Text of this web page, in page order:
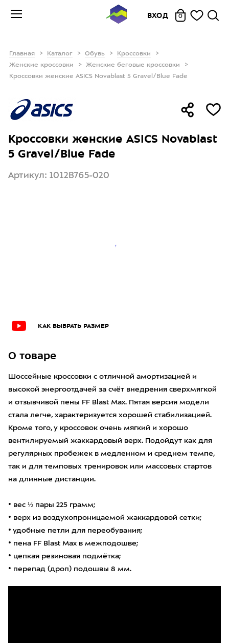
ВХОД 0
Главная Каталог Обувь
Кроссовки
Женские кроссовки
Женские беговые кроссовки
Кроссовки женские ASICS Novablast 5 Gravel/Blue Fade
Кроссовки женские ASICS Novablast
5 Gravel/Blue Fade
Артикул: 1012B765-020
КАК ВЫБРАТЬ РАЗМЕР
О товаре
Шоссейные кроссовки с отличной амортизацией и
высокой энергоотдачей за счёт внедрения сверхмягкой
и отзывчивой пены FF Blast Max. Пятая версия модели
стала легче, характеризуется хорошей стабилизацией.
Кроме того, у кроссовок очень мягкий и хорошо
вентилируемый жаккардовый верх. Подойдут как для
регулярных пробежек в медленном и среднем темпе,
так и для темповых тренировок или массовых стартов
на длинные дистанции.
• вес ½ пары 225 грамм;
• верх из воздухопроницаемой жаккардовой сетки;
• удобные петли для переобувания;
• пена FF Blast Max в межподошве;
• цепкая резиновая подмётка;
• перепад (дроп) подошвы 8 мм.